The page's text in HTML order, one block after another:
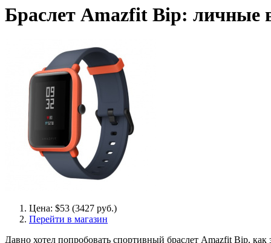
Браслет Amazfit Bip: личные
Цена: $53 (3427 руб.)
Перейти в магазин
Давно хотел попробовать спортивный браслет Amazfit Bip,